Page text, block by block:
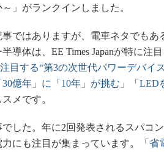
端児エンジニア”が仕掛けた社内
ベーションは日本を救うのか
発IoT通信
アナリスト「未来展望」
語に愛されないエンジニア」の
の新行動論
」がランクインしました。
ではありますが、電車ネタでもあ
導体は、EE Times Japanが特に注
目する“第3の次世代パワーデバイ
億年」に「10年」が挑む 」「 LED
メです。
した。年に2回発表されるスパコ
にも注目が集まっています。「 省